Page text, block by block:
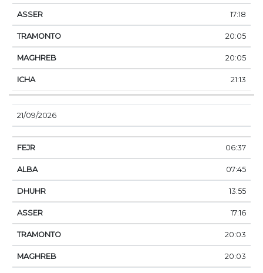
17:18
20:05
20:05
21:13
21/09/2026
06:37
07:45
13:55
17:16
20:03
20:03